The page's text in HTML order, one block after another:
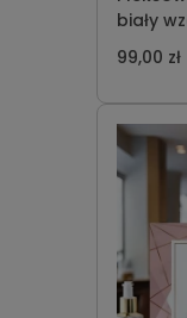
biały
99,00 zł